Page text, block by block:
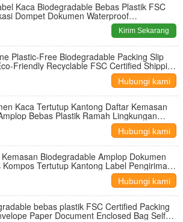
Kaca Biodegradable Bebas Plastik FSC
Dompet Dokumen Waterproof
untuk Pengiriman Daur UlangKirim Sekarang
Plastic-Free Biodegradable Packing Slip
Friendly Recyclable FSC Certified Shipping
Hubungi kami
Kaca Tertutup Kantong Daftar Kemasan
Bebas Plastik Ramah Lingkungan
Terurai | Tahan Air Minyak Kustom Grosir
Hubungi kami
Biodegradable Amplop Dokumen
Kompos Tertutup Kantong Label Pengiriman
Hubungi kami
bebas plastik FSC Certified Packing
Paper Document Enclosed Bag Self